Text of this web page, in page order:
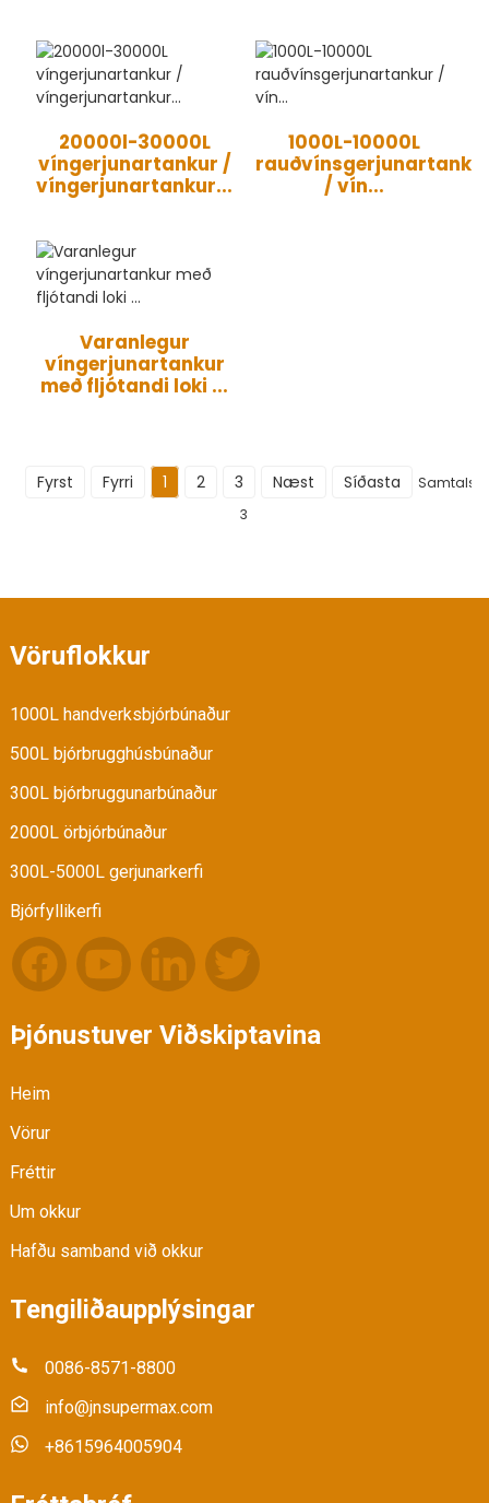
20000l-30000L
víngerjunartankur /
víngerjunartankur...
1000L-10000L
/ vín...
Varanlegur
víngerjunartankur
með fljótandi loki ...
Fyrst Fyrri 1 2 3 Næst Síðasta
Samtals
3
Vöruflokkur
1000L handverksbjórbúnaður
500L bjórbrugghúsbúnaður
300L bjórbruggunarbúnaður
2000L örbjórbúnaður
300L-5000L gerjunarkerfi
Bjórfyllikerfi
Þjónustuver Viðskiptavina
Heim
Vörur
Fréttir
Um okkur
Hafðu samband við okkur
Tengiliðaupplýsingar
0086-8571-8800
info@jnsupermax.com
+8615964005904